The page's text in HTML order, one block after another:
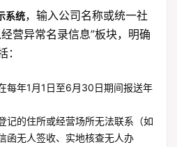
系统，输入公司名称或统一社
营异常名录信息”板块，明确
每年1月1日至6月30日期间报送年
记的住所或经营场所无法联系（如
函无人签收、实地核查无人办